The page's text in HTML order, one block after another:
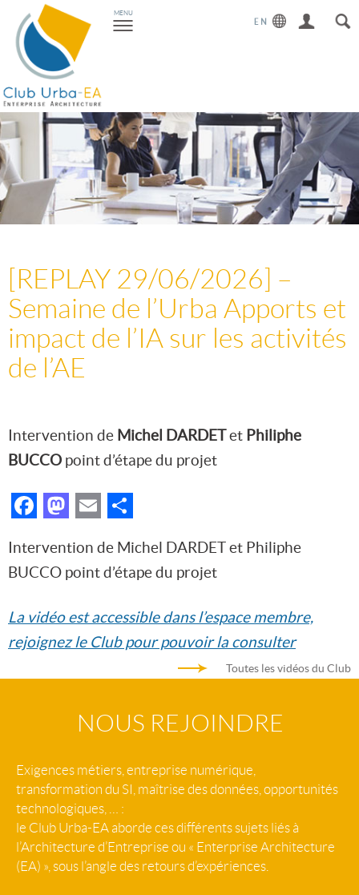
Toggle
navigation
MENU
[REPLAY 29/06/2026] –
Semaine de l’Urba Apports et
impact de l’IA sur les activités
de l’AE
Intervention de Michel DARDETet Philiphe
BUCCO point d’étape du projet
Facebook
Mastodon
Email
Intervention de Michel DARDET et Philiphe
BUCCO point d’étape du projet
La vidéo est accessible dans l’espace membre,
rejoignez le Club pour pouvoir la consulter
Toutes les vidéos du Club
NOUS REJOINDRE
Exigences métiers, entreprise numérique,
transformation du SI, maîtrise des données, opportunités
technologiques, … :
le Club Urba-EA aborde ces différents sujets liés à
l’Architecture d’Entreprise ou « Enterprise Architecture
(EA) », sous l’angle des retours d’expériences.